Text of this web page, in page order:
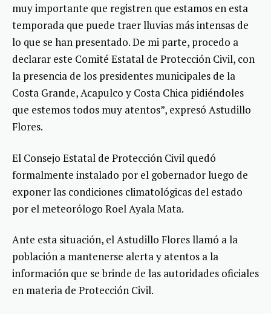
muy importante que registren que estamos en esta
temporada que puede traer lluvias más intensas de
lo que se han presentado. De mi parte, procedo a
declarar este Comité Estatal de Protección Civil, con
la presencia de los presidentes municipales de la
Costa Grande, Acapulco y Costa Chica pidiéndoles
que estemos todos muy atentos”, expresó Astudillo
Flores.
El Consejo Estatal de Protección Civil quedó
formalmente instalado por el gobernador luego de
exponer las condiciones climatológicas del estado
por el meteorólogo Roel Ayala Mata.
Ante esta situación, el Astudillo Flores llamó a la
población a mantenerse alerta y atentos a la
información que se brinde de las autoridades oficiales
en materia de Protección Civil.